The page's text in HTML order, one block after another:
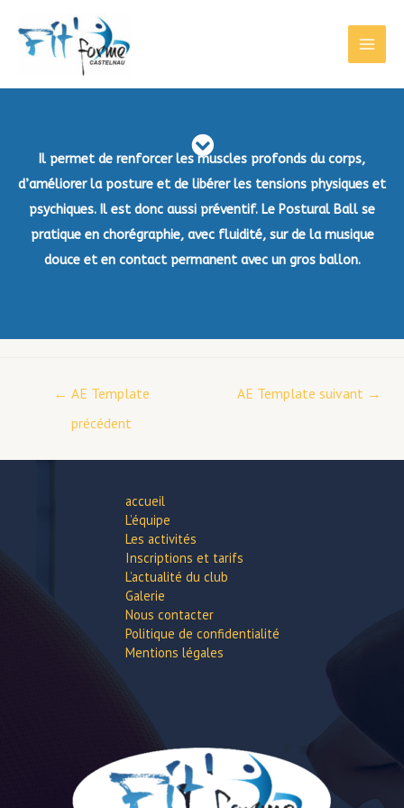
Il permet de renforcer les muscles profonds du corps,
d’améliorer la posture et de libérer les tensions physiques et
psychiques. Il est donc aussi préventif. Le Postural Ball se
pratique en chorégraphie, avec fluidité, sur de la musique
douce et en contact permanent avec un gros ballon.
← AE Template
précédent
AE Template suivant →
accueil
L’équipe
Les activités
Inscriptions et tarifs
L’actualité du club
Galerie
Nous contacter
Politique de confidentialité
Mentions légales